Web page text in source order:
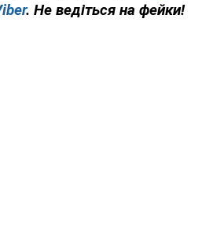
. Не ведіться на фейки!